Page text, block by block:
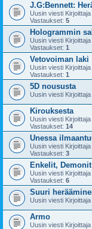
J.G:Bennett:
Uusin viesti Kirjoittaja
Vastaukset: 5
Hologrammin
Uusin viesti Kirjoittaja
Vastaukset: 1
Vetovoiman laki
Uusin viesti Kirjoittaja
Vastaukset: 1
5D noususta
Uusin viesti Kirjoittaja
Kirouksesta
Uusin viesti Kirjoittaja
Vastaukset: 14
Unessa
Uusin viesti Kirjoittaja
Vastaukset: 3
Enkelit,
Uusin viesti Kirjoittaja
Vastaukset: 6
Suuri
Uusin viesti Kirjoittaja
Armo
Uusin viesti Kirjoittaja